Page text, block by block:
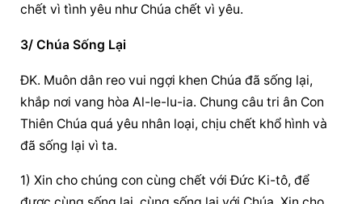
chết vì tình yêu như Chúa chết vì yêu.
3/ Chúa Sống Lại
ĐK. Muôn dân reo vui ngợi khen Chúa đã sống lại,
khắp nơi vang hòa Al-le-lu-ia. Chung câu tri ân Con
đã sống lại vì ta.
1) Xin cho chúng con cùng chết với Đức Ki-tô, để